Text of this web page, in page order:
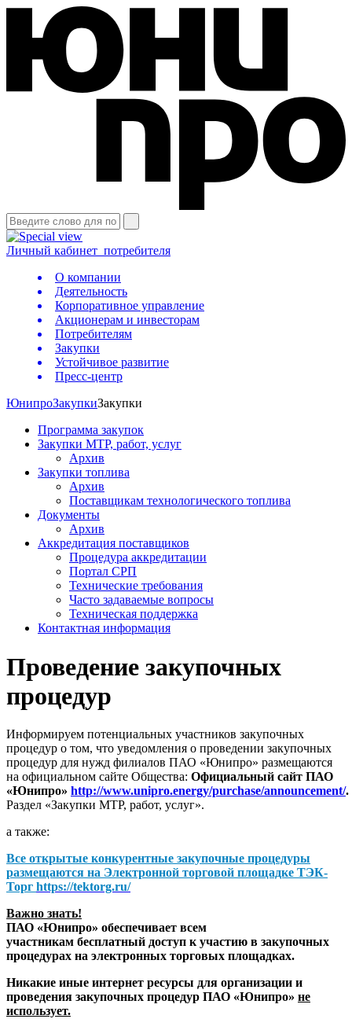
Личный кабинет потребителя
О компании
Деятельность
Корпоративное управление
Акционерам и инвесторам
Потребителям
Закупки
Устойчивое развитие
Пресс-центр
ЮнипроЗакупкиЗакупки
Программа закупок
Закупки МТР, работ, услуг
Архив
Закупки топлива
Архив
Поставщикам технологического топлива
Документы
Архив
Аккредитация поставщиков
Процедура аккредитации
Портал СРП
Технические требования
Часто задаваемые вопросы
Техническая поддержка
Контактная информация
Проведение закупочных
процедур
Информируем потенциальных участников закупочных
процедур о том, что уведомления о проведении закупочных
процедур для нужд филиалов ПАО «Юнипро» размещаются
на официальном сайте Общества: Официальный сайт ПАО
«Юнипро» http://www.unipro.energy/purchase/announcement/.
Раздел «Закупки МТР, работ, услуг».
а также:
Все открытые конкурентные закупочные процедуры
размещаются на Электронной торговой площадке ТЭК-
Торг https://tektorg.ru/
Важно знать!
ПАО «Юнипро» обеспечивает всем
участникам бесплатный доступ к участию в закупочных
процедурах на электронных торговых площадках.
Никакие иные интернет ресурсы для организации и
проведения закупочных процедур ПАО «Юнипро» не
использует.